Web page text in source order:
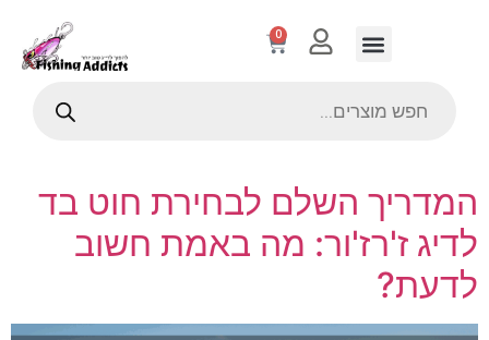
0
המדריך השלם לבחירת חוט בד
לדיג ז'רז'ור: מה באמת חשוב
לדעת?